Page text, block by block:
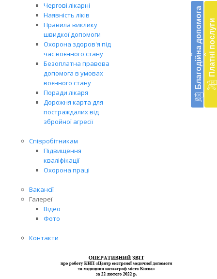
Чергові лікарні
Наявність ліків
Правила виклику
швидкої допомоги
Охорона здоров'я під
час воєнного стану
Безоплатна правова
допомога в умовах
воєнного стану
Поради лікаря
Дорожня карта для
постраждалих від
збройної агресії
Співробітникам
Підвищення
кваліфікації
Охорона праці
Вакансії
Галереї
Відео
Фото
Контакти
‹ Благодійна допомога ‹ Платні послуги